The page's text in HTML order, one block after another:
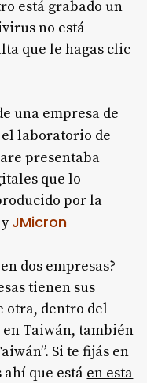
está grabado un
no está
que le hagas clic
una empresa de
el laboratorio de
presentaba
que lo
por la
JMicron
dos empresas?
tienen sus
otra, dentro del
en Taiwán, también
Si te fijás en
que está en esta